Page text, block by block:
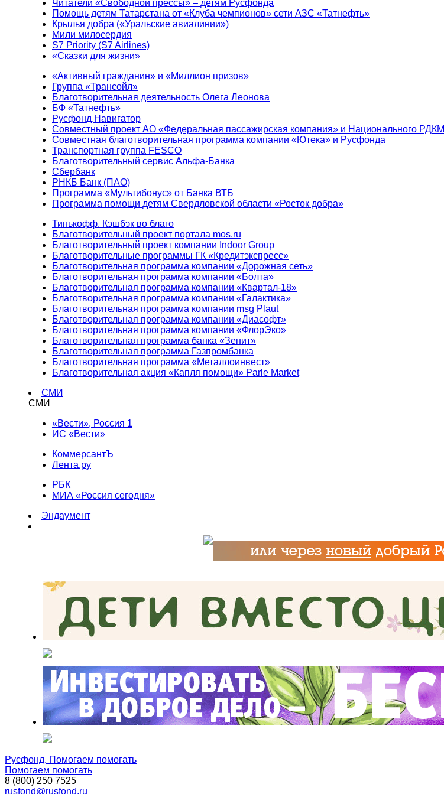
Читатели «Свободной прессы» – детям Русфонда
Помощь детям Татарстана от «Клуба чемпионов» сети АЗС «Татнефть»
Крылья добра («Уральские авиалинии»)
Мили милосердия
S7 Priority (S7 Airlines)
«Сказки для жизни»
«Активный гражданин» и «Миллион призов»
Группа «Трансойл»
Благотворительная деятельность Олега Леонова
БФ «Татнефть»
Русфонд.Навигатор
Совместный проект АО «Федеральная пассажирская компания» и Национального РДКМ
Совместная благотворительная программа компании «Ютека» и Русфонда
Транспортная группа FESCO
Благотворительный сервис Альфа-Банка
Сбербанк
РНКБ Банк (ПАО)
Программа «Мультибонус» от Банка ВТБ
Программа помощи детям Свердловской области «Росток добра»
Тинькофф. Кэшбэк во благо
Благотворительный проект портала mos.ru
Благотворительный проект компании Indoor Group
Благотворительные программы ГК «Кредитэкспресс»
Благотворительная программа компании «Дорожная сеть»
Благотворительная программа компании «Болта»
Благотворительная программа компании «Квартал-18»
Благотворительная программа компании «Галактика»
Благотворительная программа компании msg Plaut
Благотворительная программа компании «Диасофт»
Благотворительная программа компании «ФлорЭко»
Благотворительная программа банка «Зенит»
Благотворительная программа Газпромбанка
Благотворительная программа «Металлоинвест»
Благотворительная акция «Капля помощи» Parle Market
СМИ
СМИ
«Вести», Россия 1
ИС «Вести»
КоммерсантЪ
Лента.ру
РБК
МИА «Россия сегодня»
Эндаумент
Русфонд. Помогаем помогать
Помогаем помогать
8 (800) 250 7525
rusfond@rusfond.ru